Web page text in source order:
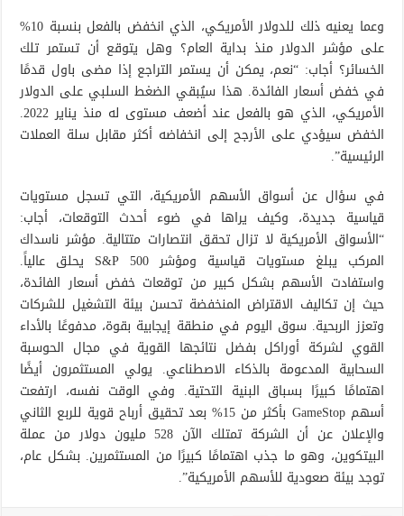
وعما يعنيه ذلك للدولار الأمريكي، الذي انخفض بالفعل بنسبة 10%
على مؤشر الدولار منذ بداية العام؟ وهل يتوقع أن تستمر تلك
الخسائر؟ أجاب: “نعم، يمكن أن يستمر التراجع إذا مضى باول قدمًا
في خفض أسعار الفائدة. هذا سيُبقي الضغط السلبي على الدولار
الأمريكي، الذي هو بالفعل عند أضعف مستوى له منذ يناير 2022.
الخفض سيؤدي على الأرجح إلى انخفاضه أكثر مقابل سلة العملات
الرئيسية”.
في سؤال عن أسواق الأسهم الأمريكية، التي تسجل مستويات
قياسية جديدة، وكيف يراها في ضوء أحدث التوقعات، أجاب:
“الأسواق الأمريكية لا تزال تحقق انتصارات متتالية. مؤشر ناسداك
المركب يبلغ مستويات قياسية ومؤشر S&P 500 يحلق عالياً.
واستفادت الأسهم بشكل كبير من توقعات خفض أسعار الفائدة،
حيث إن تكاليف الاقتراض المنخفضة تحسن بيئة التشغيل للشركات
وتعزز الربحية. سوق اليوم في منطقة إيجابية بقوة، مدفوعًا بالأداء
القوي لشركة أوراكل بفضل نتائجها القوية في مجال الحوسبة
السحابية المدعومة بالذكاء الاصطناعي. يولي المستثمرون أيضًا
اهتمامًا كبيرًا بسباق البنية التحتية. وفي الوقت نفسه، ارتفعت
أسهم GameStop بأكثر من 15% بعد تحقيق أرباح قوية للربع الثاني
والإعلان عن أن الشركة تمتلك الآن 528 مليون دولار من عملة
البيتكوين، وهو ما جذب اهتمامًا كبيرًا من المستثمرين. بشكل عام،
توجد بيئة صعودية للأسهم الأمريكية”.